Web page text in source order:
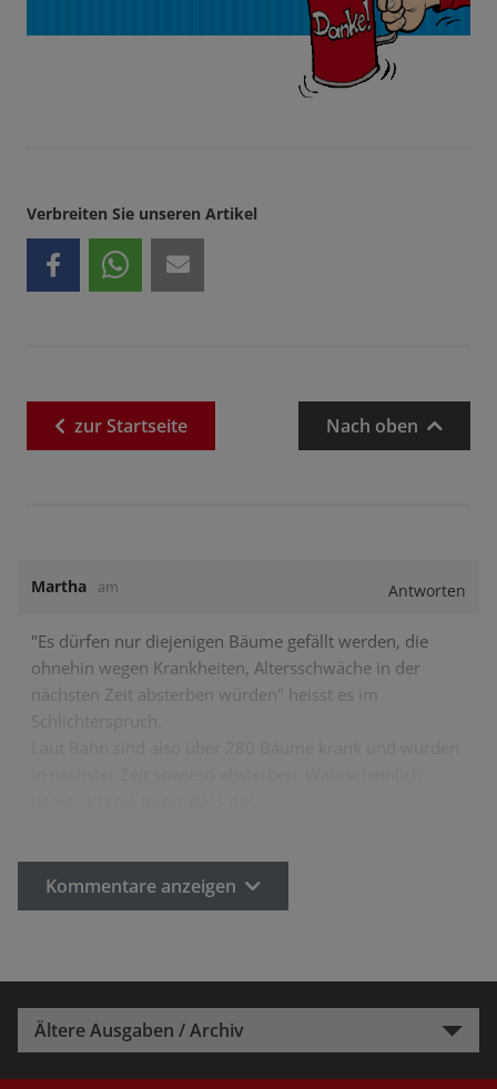
Verbreiten Sie unseren Artikel
zurStartseite Nach oben
Martha am Antworten
"Es dürfen nur diejenigen Bäume gefällt werden, die
ohnehin wegen Krankheiten, Altersschwäche in der
nächsten Zeit absterben würden" heisst es im
Kommentare anzeigen
Ältere Ausgaben / Archiv